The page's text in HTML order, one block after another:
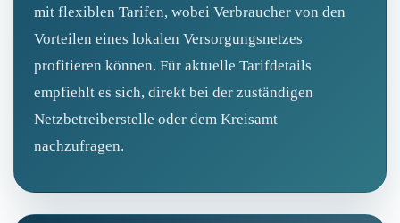
mit flexiblen Tarifen, wobei Verbraucher von den
Vorteilen eines lokalen Versorgungsnetzes
profitieren können. Für aktuelle Tarifdetails
empfiehlt es sich, direkt bei der zuständigen
Netzbetreiberstelle oder dem Kreisamt
nachzufragen.